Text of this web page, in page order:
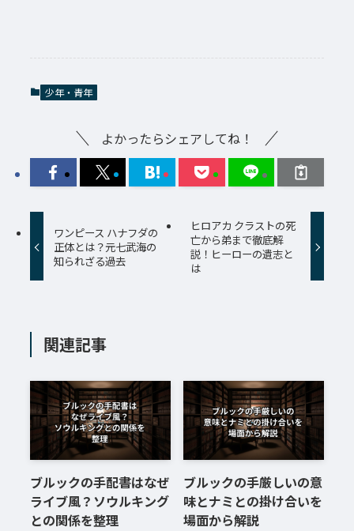
少年・青年
よかったらシェアしてね！
ワンピース ハナフダの
正体とは？元七武海の
知られざる過去
ヒロアカ クラストの死
亡から弟まで徹底解
説！ヒーローの遺志と
は
関連記事
ブルックの手配書はなぜ
ライブ風？ソウルキング
との関係を整理
ブルックの手厳しいの意
味とナミとの掛け合いを
場面から解説